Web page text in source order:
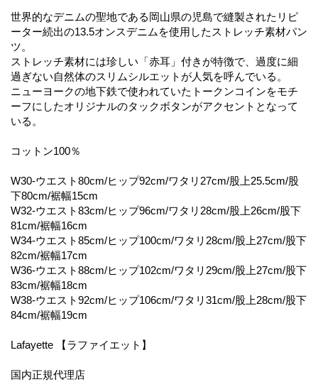
世界的なデニムの聖地である岡山県の児島で縫製されたリピ
ーター続出の13.5オンスデニムを使用したストレッチ素材パン
ツ。
ストレッチ素材には珍しい「赤耳」付きが特徴で、過度に細
過ぎない自然体のスリムシルエットが人気を呼んでいる。
ニューヨークの地下鉄で使われていたトークンコインをモチ
ーフにしたオリジナルのタックボタンがアクセントとなって
いる。
コットン100％
W30-ウエスト80cm/ヒップ92cm/ワタリ27cm/股上25.5cm/股
下80cm/裾幅15cm
W32-ウエスト83cm/ヒップ96cm/ワタリ28cm/股上26cm/股下
81cm/裾幅16cm
W34-ウエスト85cm/ヒップ100cm/ワタリ28cm/股上27cm/股下
82cm/裾幅17cm
W36-ウエスト88cm/ヒップ102cm/ワタリ29cm/股上27cm/股下
83cm/裾幅18cm
W38-ウエスト92cm/ヒップ106cm/ワタリ31cm/股上28cm/股下
84cm/裾幅19cm
Lafayette 【ラファイエット】
国内正規代理店